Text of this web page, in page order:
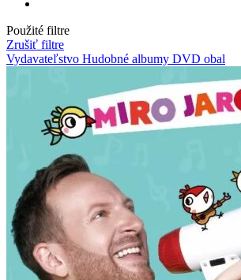
Použité filtre
Zrušiť filtre
Vydavateľstvo Hudobné albumy DVD obal